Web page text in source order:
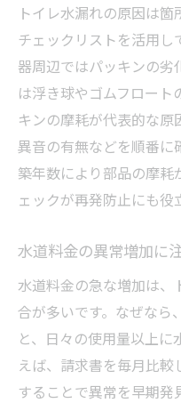
トイレ水漏れの原因は
チェックリストを活用
器周辺ではパッキンの劣
は浮き球やゴムフロート
キンの摩耗が代表的な原
異音の有無などを順番に
築年数により部品の摩
ェックが再発防止にも役
水道料金の異常増加に
水道料金の急な増加は
合が多いです。なぜなら
と、日々の使用量以上に
えば、請求書を毎月比
することで異常を早期発